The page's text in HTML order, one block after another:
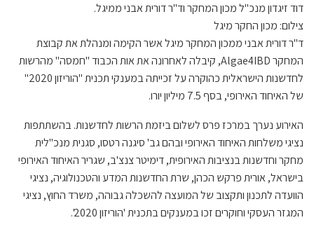
דוד זיגדון מנכ"ל מכון המחקר וד"ר דורית אבני ממיגל.
צילום: מכון החקר מיגל
ד"ר דורית אבני ממכון המחקר מיגל אשר הקימה ומנהלת את קבוצת
המחקר Algae4IBD, קיבלה לאחרונה את אות הכבוד "חמסה" מהרשות
לחדשנות הישראלית כהוקרה על זכייתה במענקי תכנית "הוריזון 2020"
של האיחוד האירופי, בסף 7.5 מיליון יורו.
האירוע נערך במרכז פרס לשלום ביזמת הרשות לחדשנות. בהשתתפות
נציגי משלחות האיחוד האירופי ובהם גב' סיגנה רטסו, סגנית מנכ"לית
מחקר וחדשנות בנציבות האירופית, דימיטר צנצ'ב, שגריר האיחוד האירופי
בישראל, אורית פרקש הכהן, שרת החדשנות המדע והטכנולוגיה, נציגי
הוועדה לתכנון ותקצוב של המועצה להשכלה גבוהה, משרד החוץ, נציגי
המגזר העסקי וחוקרים זכו במענקים בתכנית 'הוריזון 2020'.